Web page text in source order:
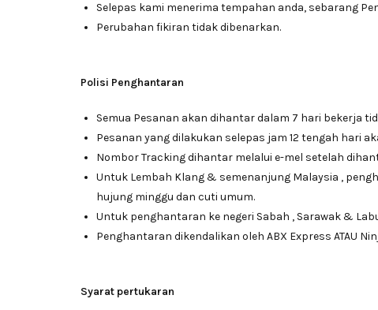
Selepas kami menerima tempahan anda, sebarang
Perubahan fikiran tidak dibenarkan.
Polisi Penghantaran
Semua Pesanan akan dihantar dalam 7 hari bekerja
Pesanan yang dilakukan selepas jam 12 tengah hari
Nombor Tracking dihantar melalui e-mel setelah
Untuk Lembah Klang & semenanjung Malaysia ,
hujung minggu dan cuti umum.
Untuk penghantaran ke negeri Sabah , Sarawak &
Penghantaran dikendalikan oleh ABX Express ATAU
Syarat pertukaran